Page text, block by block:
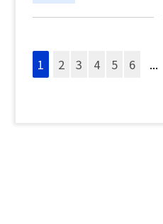
1 2 3 4 5 6 ...